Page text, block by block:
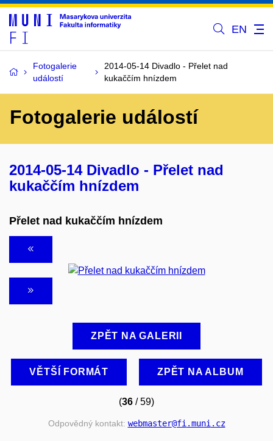
EN
Fotogalerie
událostí
2014-05-14 Divadlo - Přelet nad
kukaččím hnízdem
Fotogalerie událostí
2014-05-14 Divadlo - Přelet nad
kukaččím hnízdem
Přelet nad kukaččím hnízdem
ZPĚT NA GALERII
VĚTŠÍ FORMÁT ZPĚT NA ALBUM
(36 / 59)
Odpovědný kontakt: webmaster@fi.muni.cz